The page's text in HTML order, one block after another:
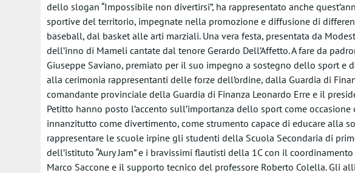
dello slogan “Impossibile non divertirsi”, ha rappresentato anche
sportive del territorio, impegnate nella promozione e diffusione di
baseball, dal basket alle arti marziali. Una vera festa, presentata da
dell’inno di Mameli cantate dal tenore Gerardo Dell’Affetto. A fare da
Giuseppe Saviano, premiato per il suo impegno a sostegno dello sport e
alla cerimonia rappresentanti delle forze dell’ordine, dalla Guardia di
comandante provinciale della Guardia di Finanza Leonardo Erre e il
Petitto hanno posto l’accento sull’importanza dello sport come
innanzitutto come divertimento, come strumento capace di educare alla
rappresentare le scuole irpine gli studenti della Scuola Secondaria di
dell’istituto “Aury Jam” e i bravissimi flautisti della 1C con il
Marco Saccone e il supporto tecnico del professore Roberto Colella. Gli